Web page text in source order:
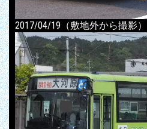
2017/04/19（敷地外から撮影）